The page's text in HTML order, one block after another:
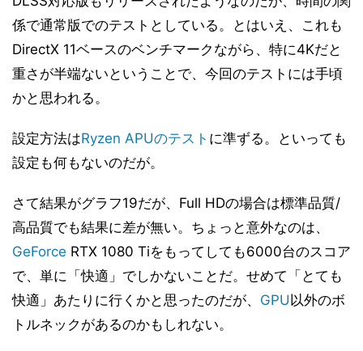
15 Sandra Titanium SP1b
16 消費電力
17 まとめと考察
係で通常版でのテストとしている。とはいえ、これも
DirectX 11ベースのベンチマークながら、特に4Kだと
重さが半端ないということで、今回のテストには手頃
かと思われる。
設定方法はRyzen APUのテスト に準ずる。といっても
設定も何もないのだが。
さて結果がグラフ19だが、Full HDの場合は標準品質/
高品質でも結果に差が無い。ちょっと意外なのは、
GeForce RTX 1080 Tiをもってしても6000台のスコア
で、単に「快適」でしかないことだ。せめて「とても
快適」あたりに行くかと思ったのだが、 GPU以外のボ
トルネックがあるのかもしれない。